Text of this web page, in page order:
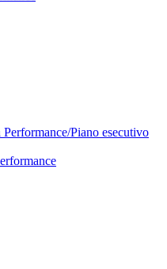
Performance/Piano esecutivo